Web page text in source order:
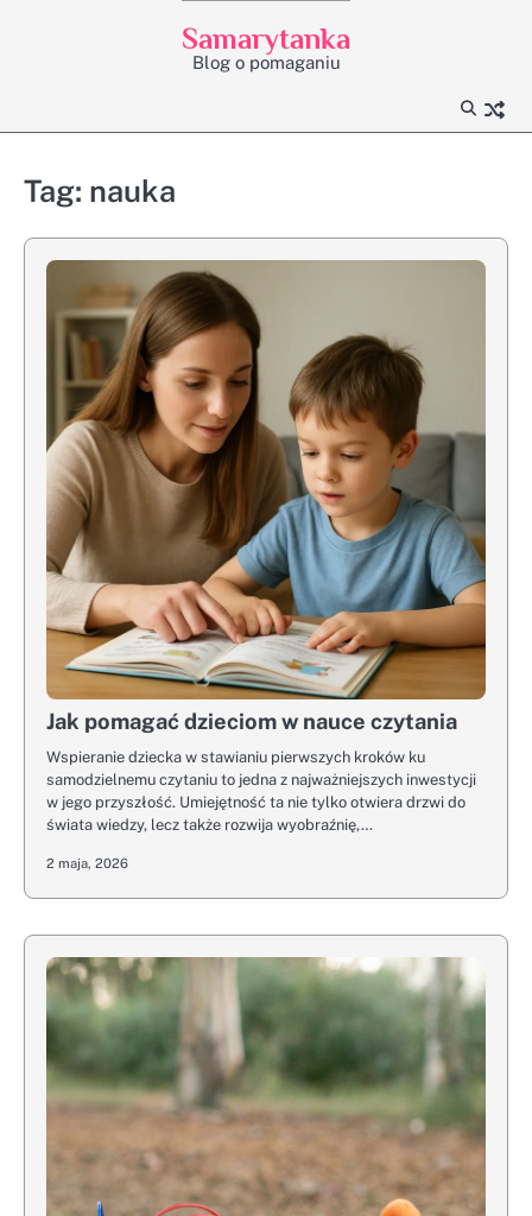
Samarytanka
Blog o pomaganiu
Tag: nauka
Jak pomagać dzieciom w nauce czytania
Wspieranie dziecka w stawianiu pierwszych kroków ku
samodzielnemu czytaniu to jedna z najważniejszych inwestycji
w jego przyszłość. Umiejętność ta nie tylko otwiera drzwi do
świata wiedzy, lecz także rozwija wyobraźnię,…
2 maja, 2026